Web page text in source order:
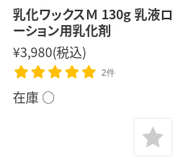
乳化ワックスＭ 130g 乳液ロ
ーション用乳化剤
¥3,980(税込)
2件
在庫 ○